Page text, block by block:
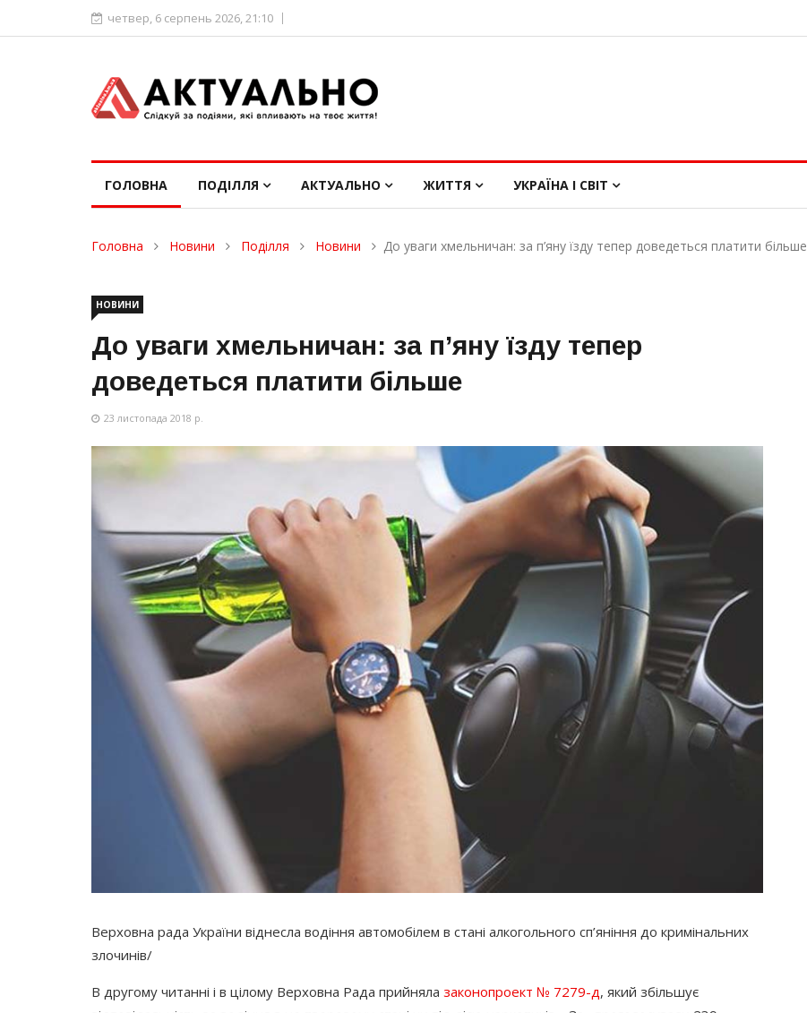
четвер, 6 серпень 2026, 21:10
ГОЛОВНА ПОДІЛЛЯ АКТУАЛЬНО ЖИТТЯ УКРАЇНА І СВІТ
Головна Новини Поділля Новини До уваги хмельничан: за п’яну їзду тепер доведеться платити більше
НОВИНИ
До уваги хмельничан: за п’яну їзду тепер
доведеться платити більше
23 листопада 2018 р.
Верховна рада України віднесла водіння автомобілем в стані алкогольного сп’яніння до кримінальних
злочинів/
В другому читанні і в цілому Верховна Рада прийняла законопроект № 7279-д, який збільшує